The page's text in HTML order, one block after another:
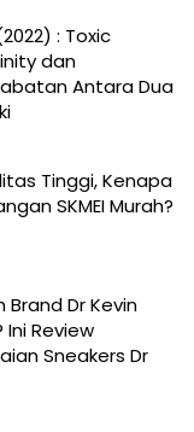
: Toxic
dan
Antara Dua
Tinggi, Kenapa
SKMEI Murah?
Brand Dr Kevin
Ini Review
Sneakers Dr